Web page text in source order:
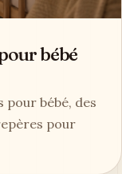
bébé
pour bébé, des
pour